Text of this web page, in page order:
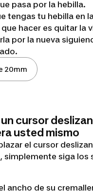
pasa por la hebilla.
tengas tu hebilla en
hacer es quitar la
por la nueva
20mm
cursor
usted mismo
el cursor
simplemente siga los
ancho de su